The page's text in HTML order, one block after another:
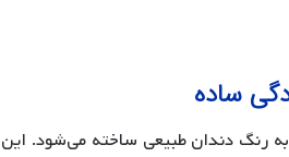
ساده
رنگ دندان طبیعی ساخته می‌شود. این